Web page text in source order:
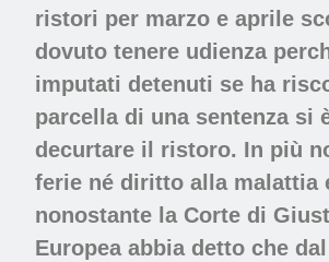
ristori per marzo e aprile
dovuto tenere udienza
imputati detenuti se ha
parcella di una sentenza si
decurtare il ristoro. In più
ferie né diritto alla malattia
nonostante la Corte di
Europea abbia detto che